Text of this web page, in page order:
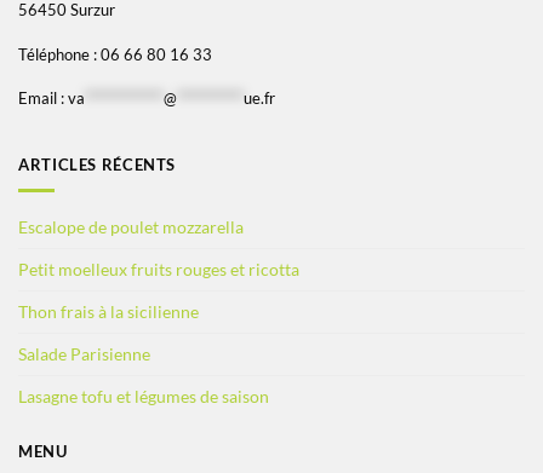
56450 Surzur
Téléphone : 06 66 80 16 33
Email : va @ ue.fr
ARTICLES RÉCENTS
Escalope de poulet mozzarella
Petit moelleux fruits rouges et ricotta
Thon frais à la sicilienne
Salade Parisienne
Lasagne tofu et légumes de saison
MENU